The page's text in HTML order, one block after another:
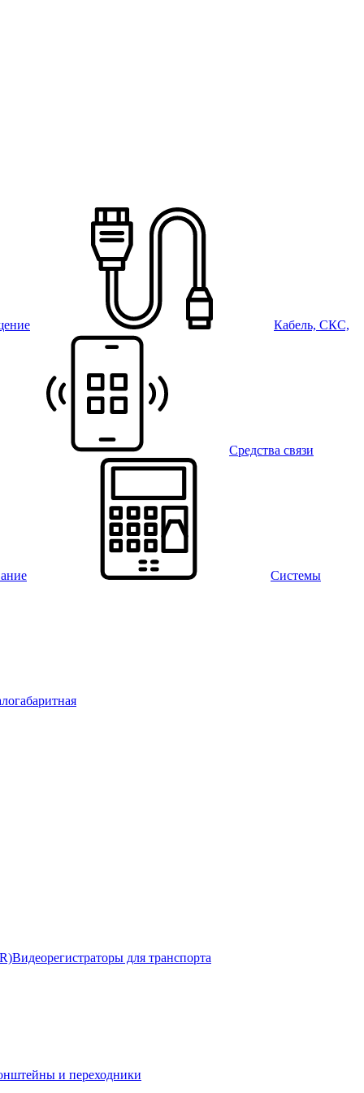
Кабель, СКС,
Средства связи
Системы
Видеорегистраторы для транспорта
и переходники